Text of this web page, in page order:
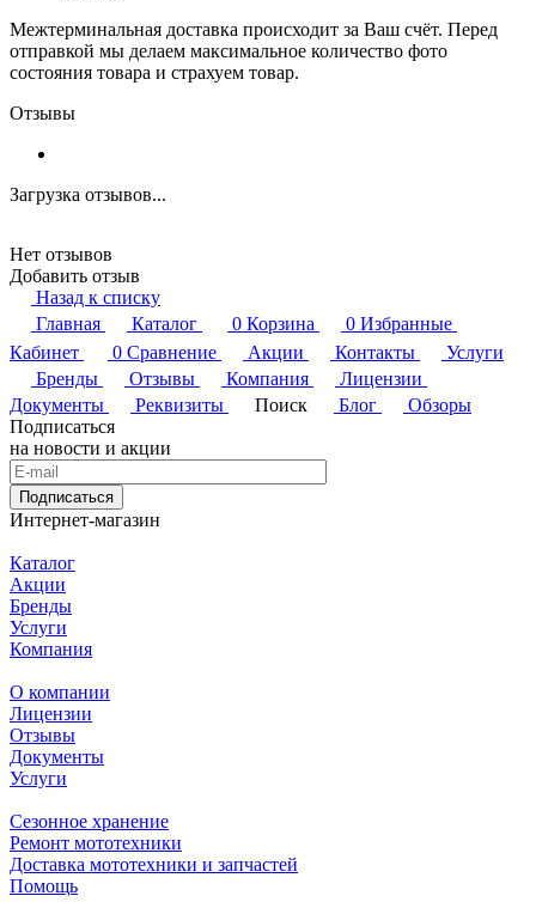
Межтерминальная доставка происходит за Ваш счёт. Перед
отправкой мы делаем максимальное количество фото
состояния товара и страхуем товар.
Отзывы
Загрузка отзывов...
Нет отзывов
Добавить отзыв
Назад к списку
Главная
Каталог 0 Корзина 0 Избранные
Кабинет
0 Сравнение Акции Контакты
Услуги
Бренды
Отзывы Компания
Лицензии
Документы
Реквизиты Поиск Блог
Обзоры
Подписаться
на новости и акции
Подписаться
Интернет-магазин
Каталог
Акции
Бренды
Услуги
Компания
О компании
Лицензии
Отзывы
Документы
Услуги
Сезонное хранение
Ремонт мототехники
Доставка мототехники и запчастей
Помощь